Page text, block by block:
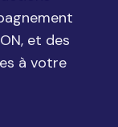
et des
à votre